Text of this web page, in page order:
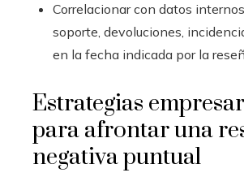
Correlacionar con datos
soporte, devoluciones,
en la fecha indicada por la
Estrategias
para afrontar una
negativa puntual